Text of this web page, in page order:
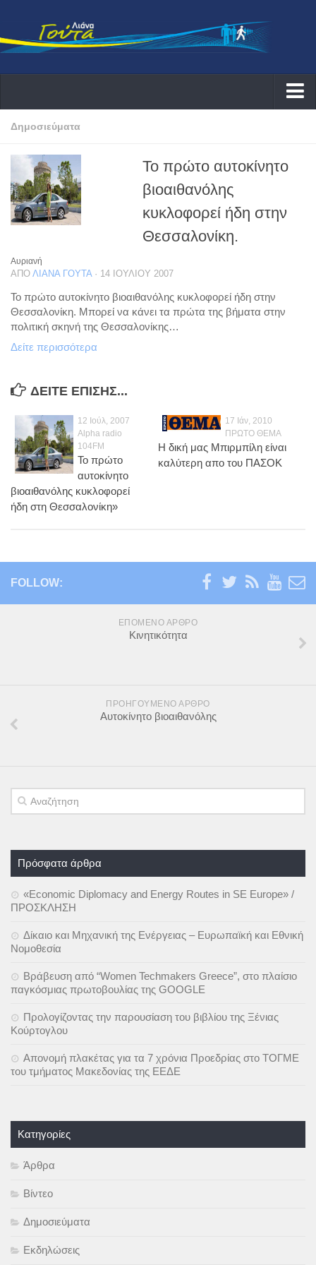
Αρχική
Δράσεις
Εκδηλώσεις
Συνεντεύξεις ραδιοφωνικές
Αρθογραφία
Θέματα
Ενέργεια
Περιβάλλον
Καινοτομία
Φωτογραφίες
Επαγγελματικές
Προσωπικές
Blog
Δημοσιεύματα
Το πρώτο αυτοκίνητο
βιοαιθανόλης
κυκλοφορεί ήδη στην
Θεσσαλονίκη.
Αυριανή
ΑΠΌ ΛΙΆΝΑ ΓΟΎΤΑ· 14 ΙΟΥΛΊΟΥ 2007
Το πρώτο αυτοκίνητο βιοαιθανόλης κυκλοφορεί ήδη στην
Θεσσαλονίκη. Μπορεί να κάνει τα πρώτα της βήματα στην
πολιτική σκηνή της Θεσσαλονίκης…
Δείτε περισσότερα
ΔΕΊΤΕ ΕΠΊΣΗΣ...
12 Ιούλ, 2007
Alpha radio
104FM
Το πρώτο
αυτοκίνητο
βιοαιθανόλης κυκλοφορεί
ήδη στη Θεσσαλονίκη»
17 Ιάν, 2010
ΠΡΩΤΟ ΘΕΜΑ
Η δική μας Μπιρμπίλη είναι
καλύτερη απο του ΠΑΣΟΚ
FOLLOW:
ΕΠΌΜΕΝΟ ΆΡΘΡΟ
Κινητικότητα
ΠΡΟΗΓΟΎΜΕΝΟ ΆΡΘΡΟ
Αυτοκίνητο βιοαιθανόλης
Πρόσφατα άρθρα
«Economic Diplomacy and Energy Routes in SE Europe» /
ΠΡΟΣΚΛΗΣΗ
Δίκαιο και Μηχανική της Ενέργειας – Ευρωπαϊκή και Εθνική
Νομοθεσία
Βράβευση από “Women Techmakers Greece”, στο πλαίσιο
παγκόσμιας πρωτοβουλίας της GOOGLE
Προλογίζοντας την παρουσίαση του βιβλίου της Ξένιας
Κούρτογλου
Απονομή πλακέτας για τα 7 χρόνια Προεδρίας στο ΤΟΓΜΕ
του τμήματος Μακεδονίας της ΕΕΔΕ
Kατηγορίες
Άρθρα
Βίντεο
Δημοσιεύματα
Εκδηλώσεις